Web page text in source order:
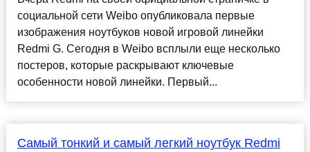
социальной сети Weibo опубликовала первые
изображения ноутбуков новой игровой линейки
Redmi G. Сегодня в Weibo всплыли еще несколько
постеров, которые раскрывают ключевые
особенности новой линейки. Первый...
Самый тонкий и самый легкий ноутбук Redmi